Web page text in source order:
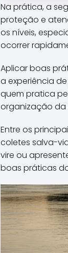
Na prática, a
proteção e
os níveis,
ocorrer
Aplicar boas
a experiência
quem pratica
organização da
Entre os
coletes salva-
vire ou
boas práticas